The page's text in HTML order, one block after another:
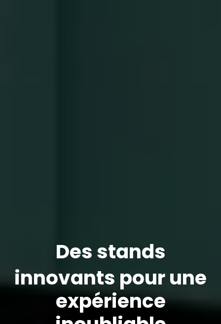
Des stands
innovants pour une
expérience